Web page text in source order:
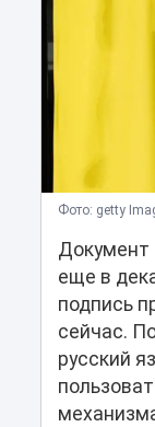
Фото: getty
Документ
еще в
подпись
сейчас.
русский